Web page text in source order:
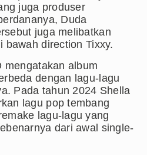
juga produser
Duda
juga melibatkan
bawah direction Tixxy.
mengatakan album
dengan lagu-lagu
Pada tahun 2024 Shella
lagu pop tembang
lagu-lagu yang
dari awal single-